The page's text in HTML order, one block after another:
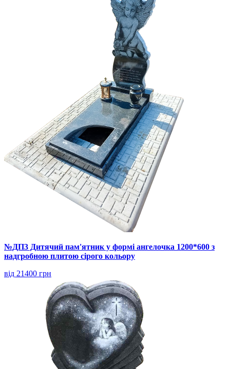
№ДП3 Дитячий пам'ятник у формі ангелочка 1200*600 з
надгробною плитою сірого кольору
від 21400 грн